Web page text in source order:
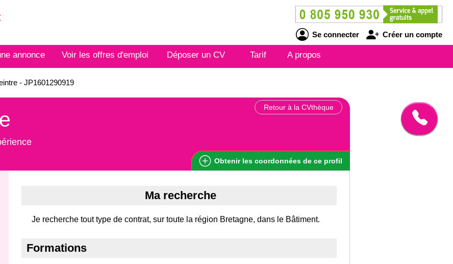
Se connecter Créer un compte
annonce Voir les offres d'emploi Déposer un CV Tarif A propos
- JP1601290919
Retour à la CVthèque
Obtenir les coordonnées de ce profil
Ma recherche
Je recherche tout type de contrat, sur toute la région Bretagne, dans le Bâtiment.
Formations